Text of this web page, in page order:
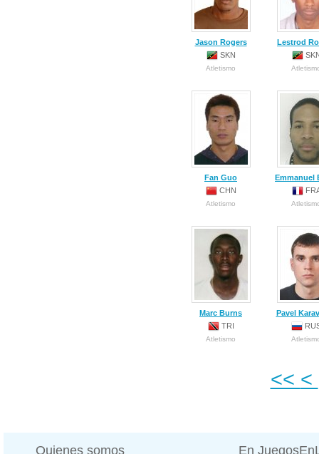
Jason Rogers
SKN
Atletismo
Lestrod
Fan Guo
CHN
Atletismo
Emmanuel
Marc Burns
TRI
Atletismo
Pavel
<< <
Quienes somos En